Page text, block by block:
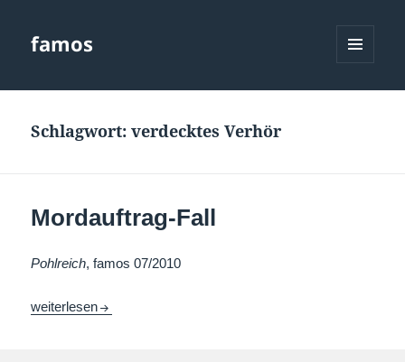
famos
Schlagwort:verdecktes Verhör
Mordauftrag-Fall
Pohlreich, famos 07/2010
Mordauftrag-Fall
weiterlesen